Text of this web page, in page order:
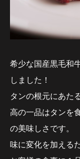
希少な国産黒毛和
しました！
タンの根元にあた
高の一品はタンを
の美味しさです。
味に変化を加える